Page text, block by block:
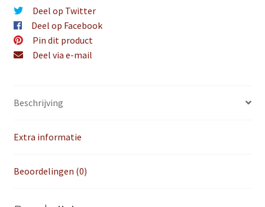
Deel op Twitter
Deel op Facebook
Pin dit product
Deel via e-mail
Beschrijving
Extra informatie
Beoordelingen (0)